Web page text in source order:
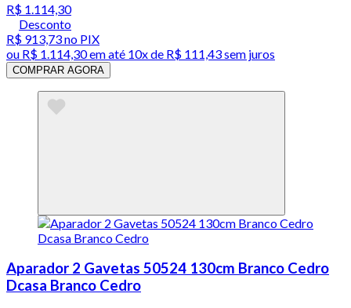
R$ 1.114,30
Desconto
R$ 913,73no PIX
ou R$ 1.114,30em até 10x de R$ 111,43 sem juros
COMPRAR AGORA
Aparador 2 Gavetas 50524 130cm Branco Cedro
Dcasa Branco Cedro